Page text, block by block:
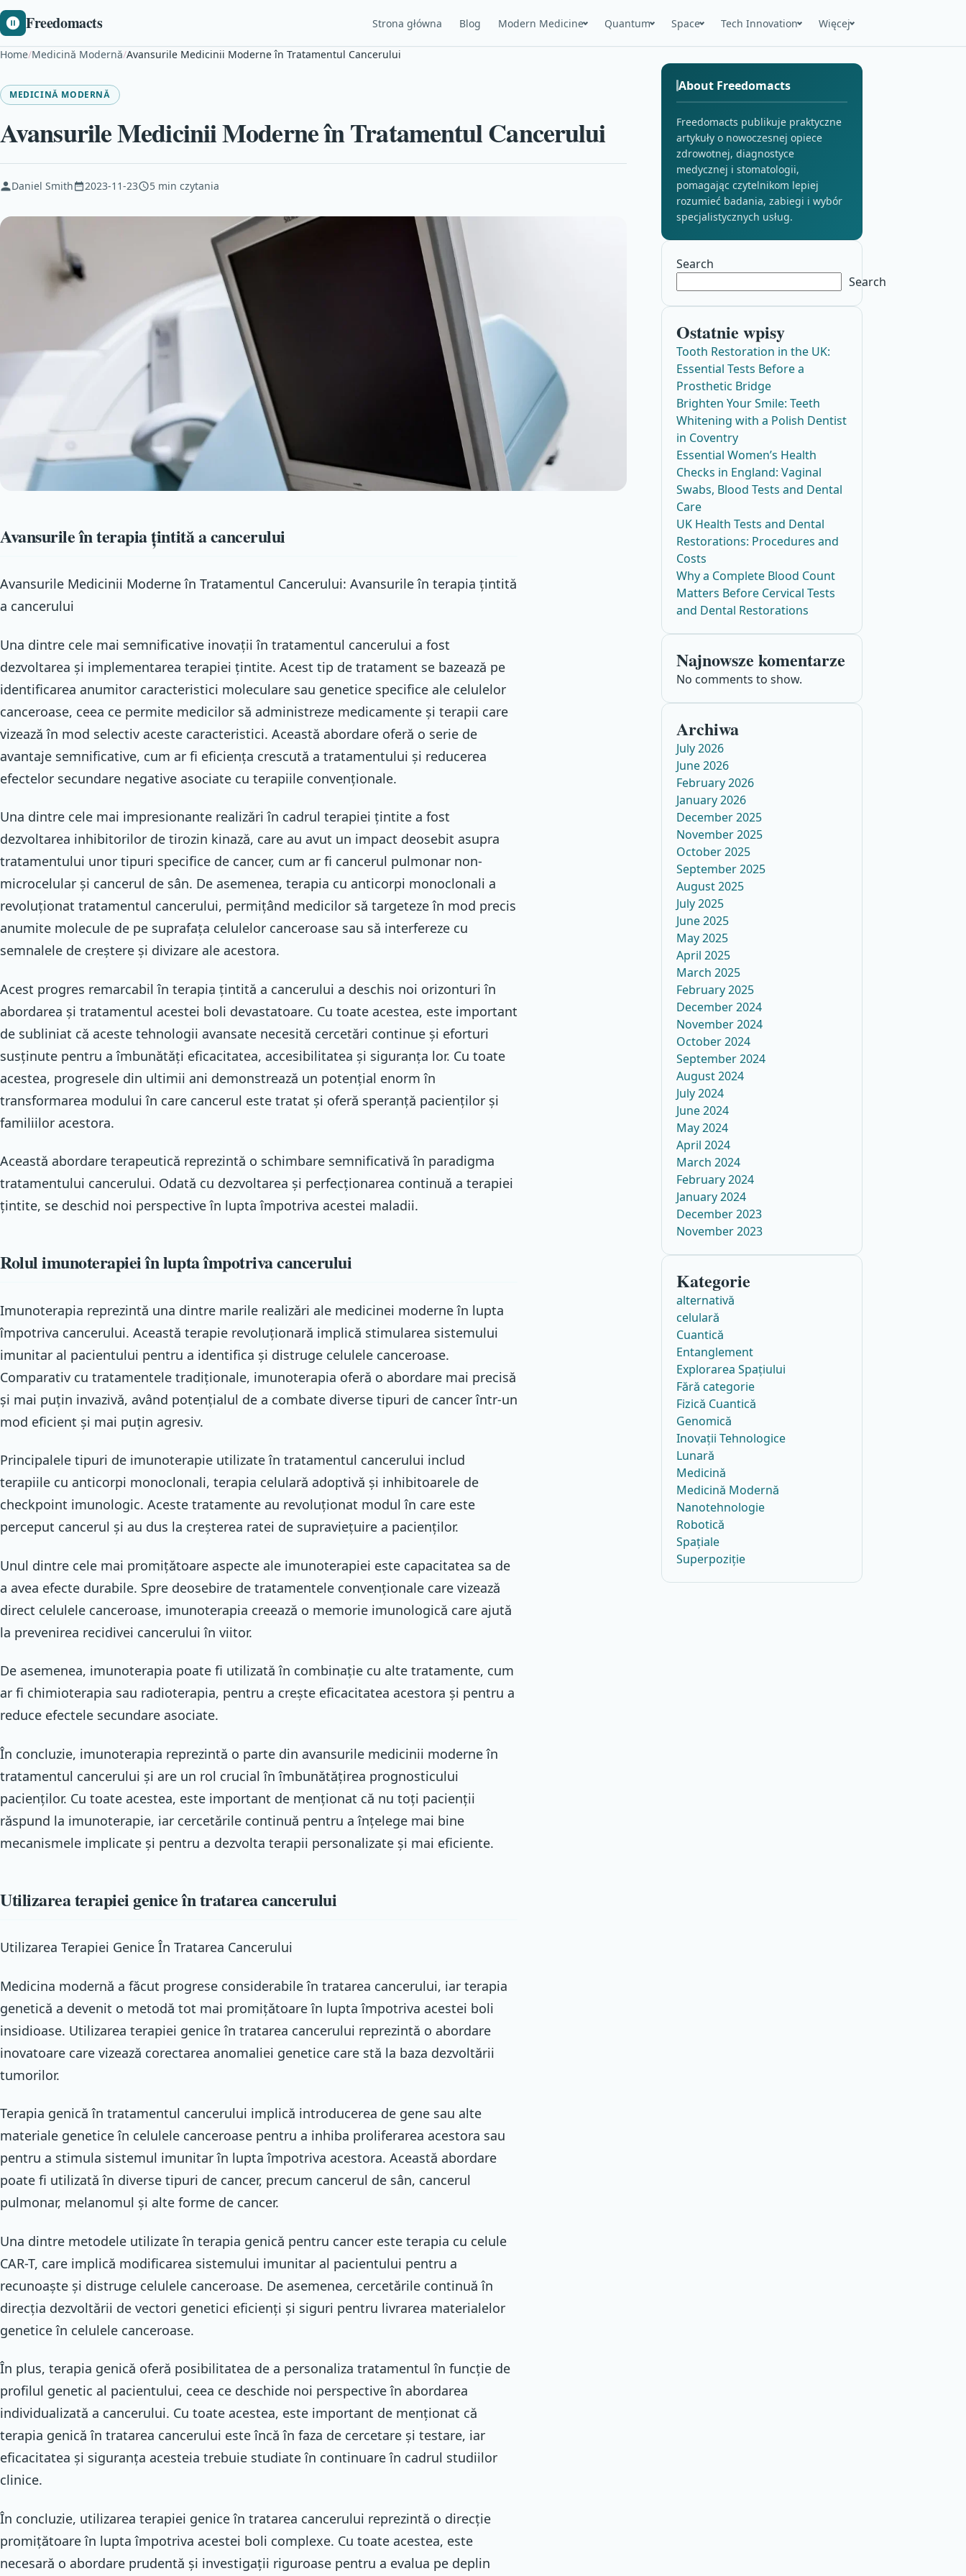
Freedomacts Strona główna Blog Modern Medicine Quantum Space Tech Innovation Więcej
Home/Medicină Modernă/Avansurile Medicinii Moderne în Tratamentul Cancerului
MEDICINĂ MODERNĂ
Avansurile Medicinii Moderne în Tratamentul Cancerului
Daniel Smith 2023-11-23 5 min czytania
Avansurile în terapia țintită a cancerului
Avansurile Medicinii Moderne în Tratamentul Cancerului: Avansurile în terapia țintită
a cancerului
Una dintre cele mai semnificative inovații în tratamentul cancerului a fost
dezvoltarea și implementarea terapiei țintite. Acest tip de tratament se bazează pe
identificarea anumitor caracteristici moleculare sau genetice specifice ale celulelor
canceroase, ceea ce permite medicilor să administreze medicamente și terapii care
vizează în mod selectiv aceste caracteristici. Această abordare oferă o serie de
avantaje semnificative, cum ar fi eficiența crescută a tratamentului și reducerea
efectelor secundare negative asociate cu terapiile convenționale.
Una dintre cele mai impresionante realizări în cadrul terapiei țintite a fost
dezvoltarea inhibitorilor de tirozin kinază, care au avut un impact deosebit asupra
tratamentului unor tipuri specifice de cancer, cum ar fi cancerul pulmonar non-
microcelular și cancerul de sân. De asemenea, terapia cu anticorpi monoclonali a
revoluționat tratamentul cancerului, permițând medicilor să targeteze în mod precis
anumite molecule de pe suprafața celulelor canceroase sau să interfereze cu
semnalele de creștere și divizare ale acestora.
Acest progres remarcabil în terapia țintită a cancerului a deschis noi orizonturi în
abordarea și tratamentul acestei boli devastatoare. Cu toate acestea, este important
de subliniat că aceste tehnologii avansate necesită cercetări continue și eforturi
susținute pentru a îmbunătăți eficacitatea, accesibilitatea și siguranța lor. Cu toate
acestea, progresele din ultimii ani demonstrează un potențial enorm în
transformarea modului în care cancerul este tratat și oferă speranță pacienților și
familiilor acestora.
Această abordare terapeutică reprezintă o schimbare semnificativă în paradigma
tratamentului cancerului. Odată cu dezvoltarea și perfecționarea continuă a terapiei
țintite, se deschid noi perspective în lupta împotriva acestei maladii.
Rolul imunoterapiei în lupta împotriva cancerului
Imunoterapia reprezintă una dintre marile realizări ale medicinei moderne în lupta
împotriva cancerului. Această terapie revoluționară implică stimularea sistemului
imunitar al pacientului pentru a identifica și distruge celulele canceroase.
Comparativ cu tratamentele tradiționale, imunoterapia oferă o abordare mai precisă
și mai puțin invazivă, având potențialul de a combate diverse tipuri de cancer într-un
mod eficient și mai puțin agresiv.
Principalele tipuri de imunoterapie utilizate în tratamentul cancerului includ
terapiile cu anticorpi monoclonali, terapia celulară adoptivă și inhibitoarele de
checkpoint imunologic. Aceste tratamente au revoluționat modul în care este
perceput cancerul și au dus la creșterea ratei de supraviețuire a pacienților.
Unul dintre cele mai promițătoare aspecte ale imunoterapiei este capacitatea sa de
a avea efecte durabile. Spre deosebire de tratamentele convenționale care vizează
direct celulele canceroase, imunoterapia creează o memorie imunologică care ajută
la prevenirea recidivei cancerului în viitor.
De asemenea, imunoterapia poate fi utilizată în combinație cu alte tratamente, cum
ar fi chimioterapia sau radioterapia, pentru a crește eficacitatea acestora și pentru a
reduce efectele secundare asociate.
În concluzie, imunoterapia reprezintă o parte din avansurile medicinii moderne în
tratamentul cancerului și are un rol crucial în îmbunătățirea prognosticului
pacienților. Cu toate acestea, este important de menționat că nu toți pacienții
răspund la imunoterapie, iar cercetările continuă pentru a înțelege mai bine
mecanismele implicate și pentru a dezvolta terapii personalizate și mai eficiente.
Utilizarea terapiei genice în tratarea cancerului
Utilizarea Terapiei Genice În Tratarea Cancerului
Medicina modernă a făcut progrese considerabile în tratarea cancerului, iar terapia
genetică a devenit o metodă tot mai promițătoare în lupta împotriva acestei boli
insidioase. Utilizarea terapiei genice în tratarea cancerului reprezintă o abordare
inovatoare care vizează corectarea anomaliei genetice care stă la baza dezvoltării
tumorilor.
Terapia genică în tratamentul cancerului implică introducerea de gene sau alte
materiale genetice în celulele canceroase pentru a inhiba proliferarea acestora sau
pentru a stimula sistemul imunitar în lupta împotriva acestora. Această abordare
poate fi utilizată în diverse tipuri de cancer, precum cancerul de sân, cancerul
pulmonar, melanomul și alte forme de cancer.
Una dintre metodele utilizate în terapia genică pentru cancer este terapia cu celule
CAR-T, care implică modificarea sistemului imunitar al pacientului pentru a
recunoaște și distruge celulele canceroase. De asemenea, cercetările continuă în
direcția dezvoltării de vectori genetici eficienți și siguri pentru livrarea materialelor
genetice în celulele canceroase.
În plus, terapia genică oferă posibilitatea de a personaliza tratamentul în funcție de
profilul genetic al pacientului, ceea ce deschide noi perspective în abordarea
individualizată a cancerului. Cu toate acestea, este important de menționat că
terapia genică în tratarea cancerului este încă în faza de cercetare și testare, iar
eficacitatea și siguranța acesteia trebuie studiate în continuare în cadrul studiilor
clinice.
În concluzie, utilizarea terapiei genice în tratarea cancerului reprezintă o direcție
promițătoare în lupta împotriva acestei boli complexe. Cu toate acestea, este
necesară o abordare prudentă și investigații riguroase pentru a evalua pe deplin
About Freedomacts
Freedomacts publikuje praktyczne
artykuły o nowoczesnej opiece
zdrowotnej, diagnostyce
medycznej i stomatologii,
pomagając czytelnikom lepiej
rozumieć badania, zabiegi i wybór
specjalistycznych usług.
Search
Search
Ostatnie wpisy
Tooth Restoration in the UK:
Essential Tests Before a
Prosthetic Bridge
Brighten Your Smile: Teeth
Whitening with a Polish Dentist
in Coventry
Essential Women’s Health
Checks in England: Vaginal
Swabs, Blood Tests and Dental
Care
UK Health Tests and Dental
Restorations: Procedures and
Costs
Why a Complete Blood Count
Matters Before Cervical Tests
and Dental Restorations
Najnowsze komentarze
No comments to show.
Archiwa
July 2026
June 2026
February 2026
January 2026
December 2025
November 2025
October 2025
September 2025
August 2025
July 2025
June 2025
May 2025
April 2025
March 2025
February 2025
December 2024
November 2024
October 2024
September 2024
August 2024
July 2024
June 2024
May 2024
April 2024
March 2024
February 2024
January 2024
December 2023
November 2023
Kategorie
alternativă
celulară
Cuantică
Entanglement
Explorarea Spațiului
Fără categorie
Fizică Cuantică
Genomică
Inovații Tehnologice
Lunară
Medicină
Medicină Modernă
Nanotehnologie
Robotică
Spațiale
Superpoziție